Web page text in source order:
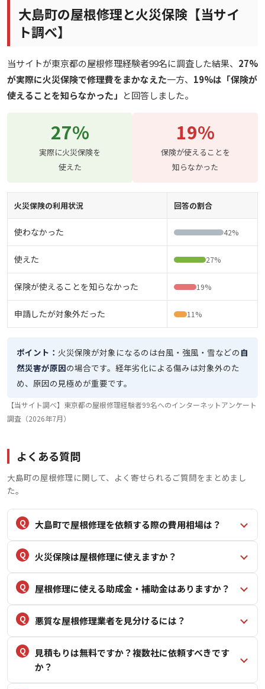
大島町の屋根修理と火災保険【当サイ
ト調べ】
当サイトが東京都の屋根修理経験者99名に調査した結果、 27%
が実際に火災保険で修理費をまかなえた一方、 19%は「保険が
使えることを知らなかった」 と回答しました。
27%
実際に火災保険を
使えた
19%
保険が使えることを
知らなかった
火災保険の利用状況 回答の割合
使わなかった 42%
使えた 27%
保険が使えることを知らなかった 19%
申請したが対象外だった 11%
ポイント： 火災保険が対象になるのは台風・強風・雪などの 自
然災害が原因の場合です。経年劣化による傷みは対象外のた
め、原因の見極めが重要です。
【当サイト調べ】東京都の屋根修理経験者99名へのインターネットアンケート
調査（2026年7月）
よくある質問
大島町の屋根修理に関して、よく寄せられるご質問をまとめまし
た。
大島町で屋根修理を依頼する際の費用相場は？
火災保険は屋根修理に使えますか？
屋根修理に使える助成金・補助金はありますか？
悪質な屋根修理業者を見分けるには？
見積もりは無料ですか？複数社に依頼すべきです
か？